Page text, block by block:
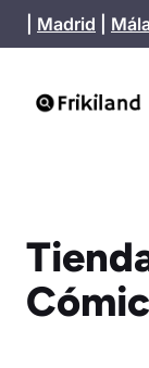
Saltar
al
Madrid